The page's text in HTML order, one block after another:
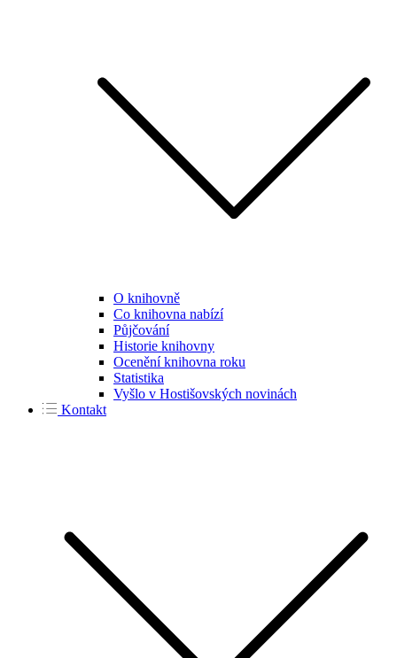
O knihovně
Co knihovna nabízí
Půjčování
Historie knihovny
Ocenění knihovna roku
Statistika
Vyšlo v Hostišovských novinách
Kontakt